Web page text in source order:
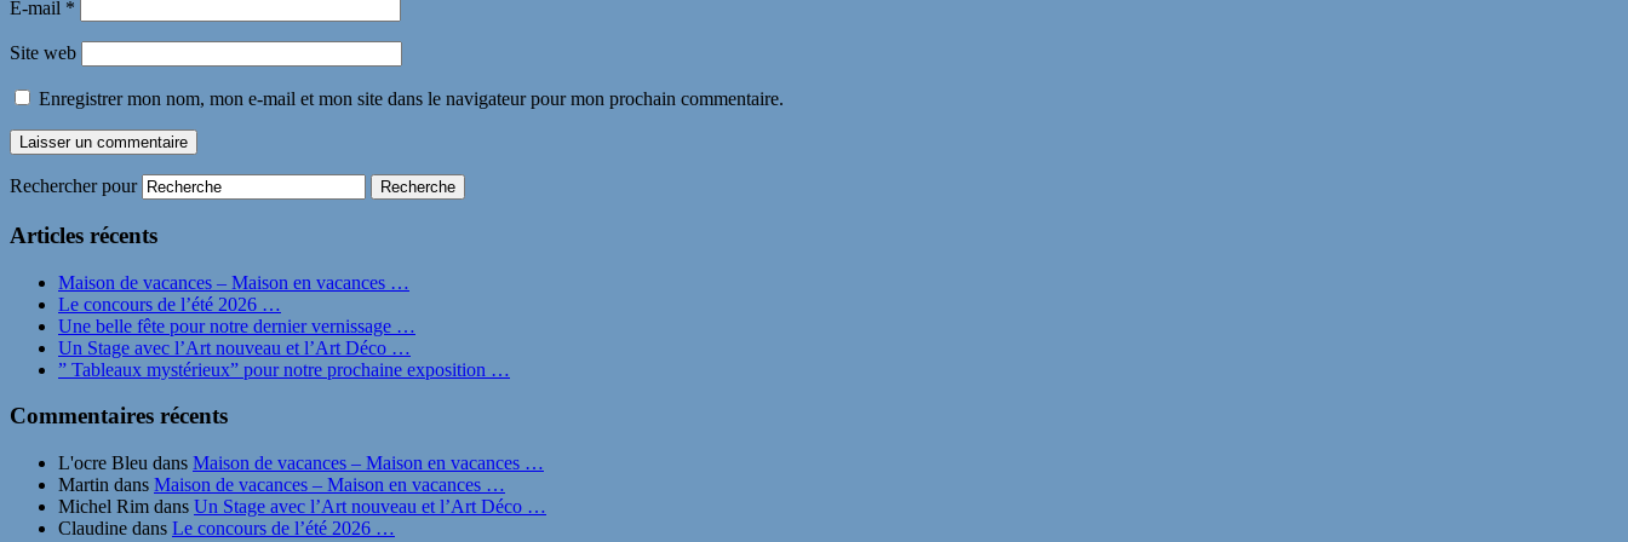
E-mail *
Site web
Enregistrer mon nom, mon e-mail et mon site dans le navigateur pour mon prochain commentaire.
Rechercher pour
Articles récents
Maison de vacances – Maison en vacances …
Le concours de l’été 2026 …
Une belle fête pour notre dernier vernissage …
Un Stage avec l’Art nouveau et l’Art Déco …
” Tableaux mystérieux” pour notre prochaine exposition …
Commentaires récents
L'ocre Bleu dans Maison de vacances – Maison en vacances …
Martin dans Maison de vacances – Maison en vacances …
Michel Rim dans Un Stage avec l’Art nouveau et l’Art Déco …
Claudine dans Le concours de l’été 2026 …